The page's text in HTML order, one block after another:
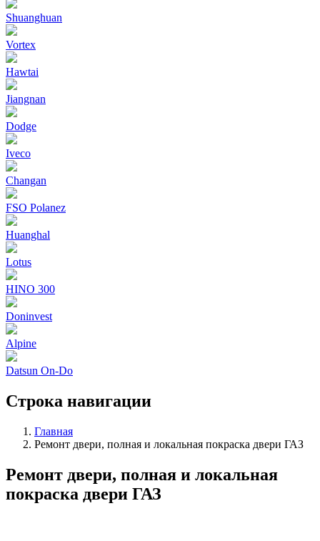
Shuanghuan
Vortex
Hawtai
Jiangnan
Dodge
Iveco
Changan
FSO Polanez
Huanghal
Lotus
HINO 300
Doninvest
Alpine
Datsun On-Do
Строка навигации
Главная
Ремонт двери, полная и локальная покраска двери ГАЗ
Ремонт двери, полная и локальная
покраска двери ГАЗ